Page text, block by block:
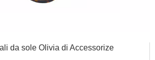
da sole Olivia di Accessorize